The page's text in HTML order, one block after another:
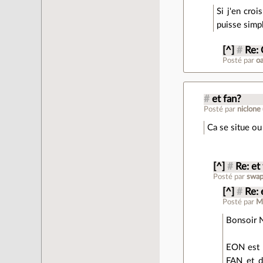
Si j'en
puisse
[^] # Re:
Posté par
# et fan?
Posté par niclone
Ca se situe
[^] # Re: et
Posté par
[^] # Re:
Posté par
Bonsoir
EON est
FAN et